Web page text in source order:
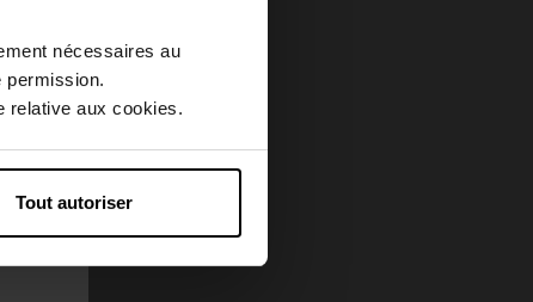
nécessaires au
permission.
relative aux cookies.
Tout autoriser